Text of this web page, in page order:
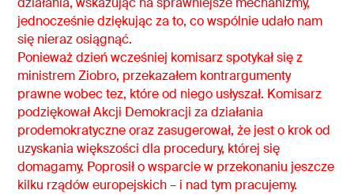
jednocześnie dziękując za to, co wspólnie udało nam
się nieraz osiągnąć.
Ponieważ dzień wcześniej komisarz spotykał się z
ministrem Ziobro, przekazałem kontrargumenty
prawne wobec tez, które od niego usłyszał. Komisarz
podziękował Akcji Demokracji za działania
prodemokratyczne oraz zasugerował, że jest o krok od
uzyskania większości dla procedury, której się
domagamy. Poprosił o wsparcie w przekonaniu jeszcze
kilku rządów europejskich – i nad tym pracujemy.